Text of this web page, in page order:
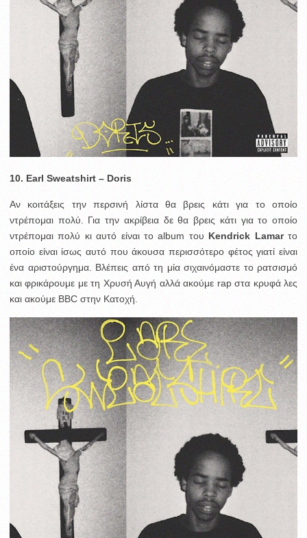
10. Earl Sweatshirt – Doris
Αν κοιτάξεις την περσινή λίστα θα βρεις κάτι για το οποίο
ντρέπομαι πολύ. Για την ακρίβεια δε θα βρεις κάτι για το οποίο
ντρέπομαι πολύ κι αυτό είναι το album του Kendrick Lamarτο
οποίο είναι ίσως αυτό που άκουσα περισσότερο φέτος γιατί είναι
ένα αριστούργημα. Βλέπεις από τη μία σιχαινόμαστε το ρατσισμό
και φρικάρουμε με τη Χρυσή Αυγή αλλά ακούμε rap στα κρυφά λες
και ακούμε BBC στην Κατοχή.